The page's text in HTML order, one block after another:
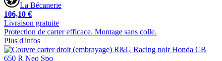
La Bécanerie
106,10 €
Livraison gratuite
Protection de carter efficace. Montage sans colle.
Plus d'infos